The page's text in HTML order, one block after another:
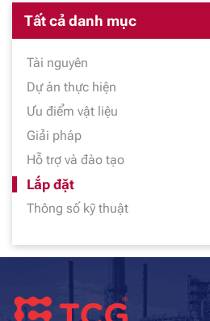
Tất cả danh mục
Tài nguyên
Dự án thực hiện
Ưu điểm vật liệu
Giải pháp
Hỗ trợ và đào tạo
Lắp đặt
Thông số kỹ thuật